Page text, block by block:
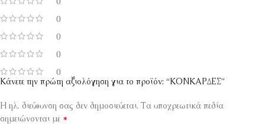
0
0
0
0
Κάνετε την πρώτη αξιολόγηση για το προϊόν: “ΚΟΝΚΑΡΔΕΣ”
Η ηλ. διεύθυνση σας δεν δημοσιεύεται. Τα υποχρεωτικά πεδία
σημειώνονται με *